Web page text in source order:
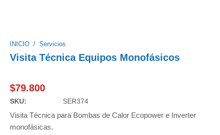
INICIO/ Servicios
Visita Técnica Equipos Monofásicos
$79.800
SKU: SER374
Visita Técnica para Bombas de Calor Ecopower e Inverter
monofásicas.